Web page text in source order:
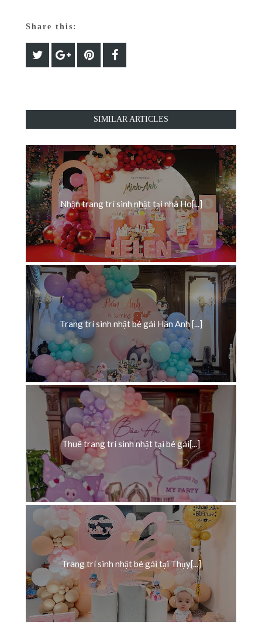
Share this:
SIMILAR ARTICLES
Nhận trang trí sinh nhật tại nhà Ho[...]
Trang trí sinh nhật bé gái Hân Anh [...]
Thuê trang trí sinh nhật tại bé gái[...]
Trang trí sinh nhật bé gái tại Thụy[...]